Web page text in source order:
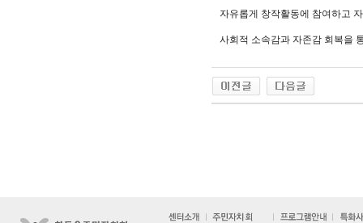
자유롭게 창작활동에 참여하고
사회적 소속감과 자존감 회복을